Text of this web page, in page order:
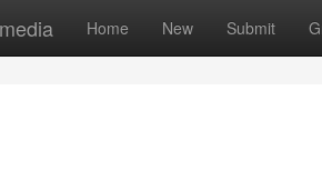
Home New Submit